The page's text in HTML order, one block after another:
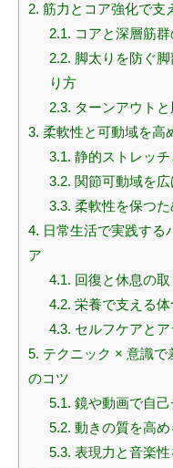
2. 筋力とコア強化で支
2.1. コアと深層筋
2.2. 脚太りを防ぐ
り方
2.3. ターンアウト
3. 柔軟性と可動域を高
3.1. 静的ストレッ
3.2. 関節可動域を
3.3. 柔軟性を保つ
4. 日常生活で実践する
ア
4.1. 回復と休息の
4.2. 栄養で支える体
4.3. セルフケアと
5. テクニック × 意識で
のコツ
5.1. 鏡や動画で自己
5.2. 動きの質を高
5.3. 表現力と音楽